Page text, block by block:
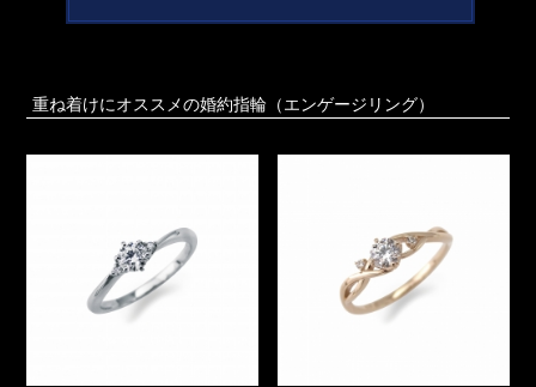
重ね着けにオススメの婚約指輪（エンゲージリング）